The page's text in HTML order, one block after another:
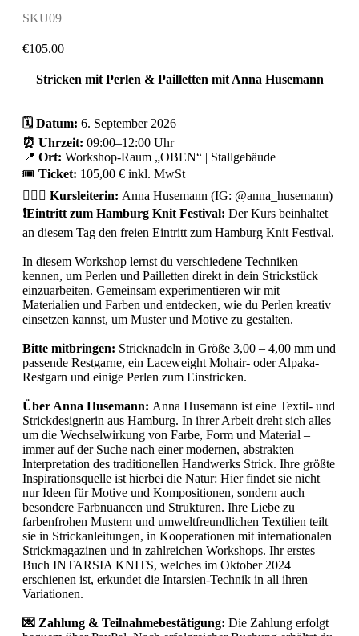
SKU09
€105.00
Stricken mit Perlen & Pailletten mit Anna Husemann
🗓️ Datum: 6. September 2026
⏰ Uhrzeit: 09:00–12:00 Uhr
📍 Ort: Workshop-Raum „OBEN“ | Stallgebäude
🎟️ Ticket: 105,00 € inkl. MwSt
🙋🏻‍♀️ Kursleiterin: Anna Husemann (IG: @anna_husemann)
❗️Eintritt zum Hamburg Knit Festival: Der Kurs beinhaltet
an diesem Tag den freien Eintritt zum Hamburg Knit Festival.
In diesem Workshop lernst du verschiedene Techniken
kennen, um Perlen und Pailletten direkt in dein Strickstück
einzuarbeiten. Gemeinsam experimentieren wir mit
Materialien und Farben und entdecken, wie du Perlen kreativ
einsetzen kannst, um Muster und Motive zu gestalten.
Bitte mitbringen: Stricknadeln in Größe 3,00 – 4,00 mm und
passende Restgarne, ein Laceweight Mohair- oder Alpaka-
Restgarn und einige Perlen zum Einstricken.
Über Anna Husemann: Anna Husemann ist eine Textil- und
Strickdesignerin aus Hamburg. In ihrer Arbeit dreht sich alles
um die Wechselwirkung von Farbe, Form und Material –
immer auf der Suche nach einer modernen, abstrakten
Interpretation des traditionellen Handwerks Strick. Ihre größte
Inspirationsquelle ist hierbei die Natur: Hier findet sie nicht
nur Ideen für Motive und Kompositionen, sondern auch
besondere Farbnuancen und Strukturen. Ihre Liebe zu
farbenfrohen Mustern und umweltfreundlichen Textilien teilt
sie in Strickanleitungen, in Kooperationen mit internationalen
Strickmagazinen und in zahlreichen Workshops. Ihr erstes
Buch INTARSIA KNITS, welches im Oktober 2024
erschienen ist, erkundet die Intarsien-Technik in all ihren
Variationen.
💌 Zahlung & Teilnahmebestätigung: Die Zahlung erfolgt